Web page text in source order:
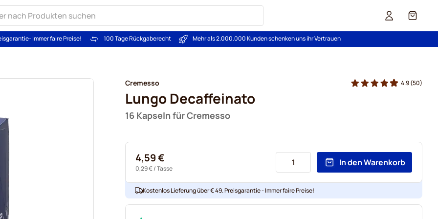
Cart
- Immer faire Preise! 100 Tage Rückgaberecht Mehr als 2.000.000 Kunden schenken uns ihr Vertrauen
Cremesso
Lungo Decaffeinato
16 Kapseln für Cremesso
4.9(50)
4,59 €
0,29 €/ Tasse
In den Warenkorb
Kostenlos Lieferung über € 49. Preisgarantie - Immer faire Preise!